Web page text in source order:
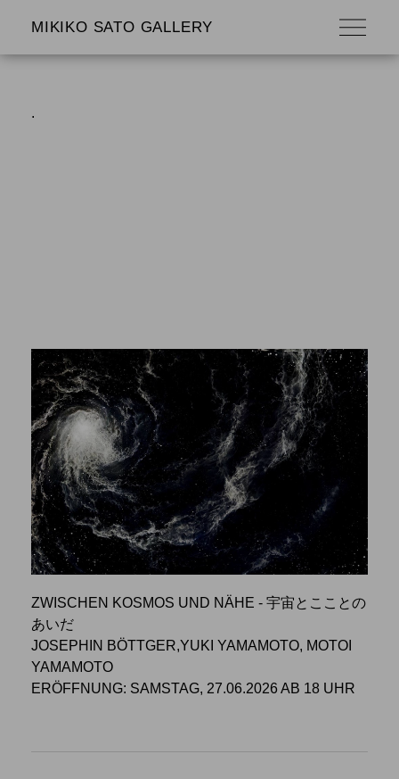
MIKIKO SATO GALLERY
.
ZWISCHEN KOSMOS UND NÄHE - 宇宙とこことの
あいだ
JOSEPHIN BÖTTGER,YUKI YAMAMOTO, MOTOI
YAMAMOTO
ERÖFFNUNG: SAMSTAG, 27.06.2026 AB 18 UHR